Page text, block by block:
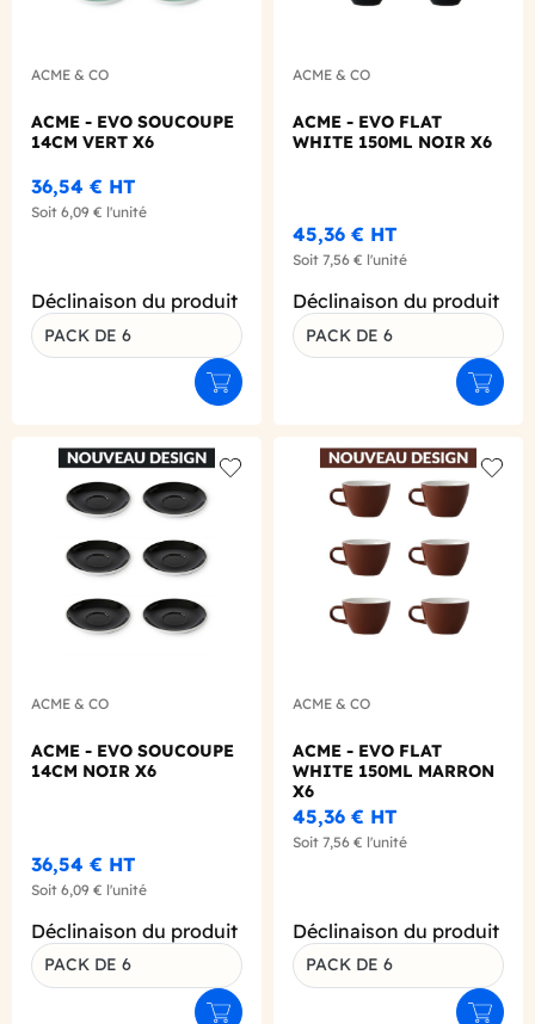
ACME & CO
ACME - EVO SOUCOUPE
14CM VERT X6
36,54 € HT
Soit 6,09 € l'unité
Déclinaison du produit
PACK DE 6
Ajouter au panier
ACME & CO
ACME - EVO FLAT
WHITE 150ML NOIR X6
45,36 € HT
Soit 7,56 € l'unité
Déclinaison du produit
PACK DE 6
Add to wishlist
ACME & CO
ACME - EVO SOUCOUPE
14CM NOIR X6
36,54 € HT
Soit 6,09 € l'unité
Déclinaison du produit
PACK DE 6
Ajouter au panier
ACME & CO
ACME - EVO FLAT
WHITE 150ML MARRON
X6
45,36 € HT
Soit 7,56 € l'unité
Déclinaison du produit
PACK DE 6